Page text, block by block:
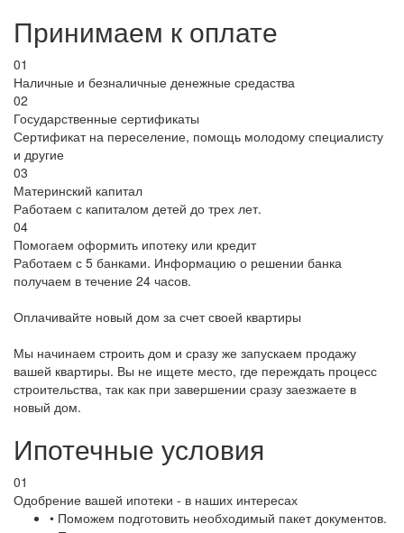
Принимаем к оплате
01
Наличные и безналичные денежные средаства
02
Государственные сертификаты
Сертификат на переселение, помощь молодому специалисту
и другие
03
Материнский капитал
Работаем с капиталом детей до трех лет.
04
Помогаем оформить ипотеку или кредит
Работаем с 5 банками. Информацию о решении банка
получаем в течение 24 часов.
Оплачивайте новый дом за счет своей квартиры
Мы начинаем строить дом и сразу же запускаем продажу
вашей квартиры. Вы не ищете место, где переждать процесс
строительства, так как при завершении сразу заезжаете в
новый дом.
Ипотечные условия
01
Одобрение вашей ипотеки - в наших интересах
• Поможем подготовить необходимый пакет документов.